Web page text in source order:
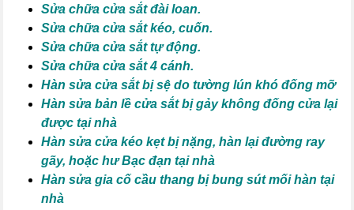
Sửa chữa cửa sắt đài loan.
Sửa chữa cửa sắt kéo, cuốn.
Sửa chữa cửa sắt tự động.
Sửa chữa cửa sắt 4 cánh.
Hàn sửa cửa sắt bị sệ do tường lún khó đống mỡ
Hàn sửa bản lề cửa sắt bị gảy không đống cửa lại
được tại nhà
Hàn sửa cửa kéo kẹt bị nặng, hàn lại đường ray
gãy, hoặc hư Bạc đạn tại nhà
Hàn sửa gia cố cầu thang bị bung sút mối hàn tại
nhà